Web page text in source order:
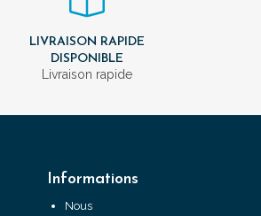
LIVRAISON RAPIDE
DISPONIBLE
Livraison rapide
Informations
Nous